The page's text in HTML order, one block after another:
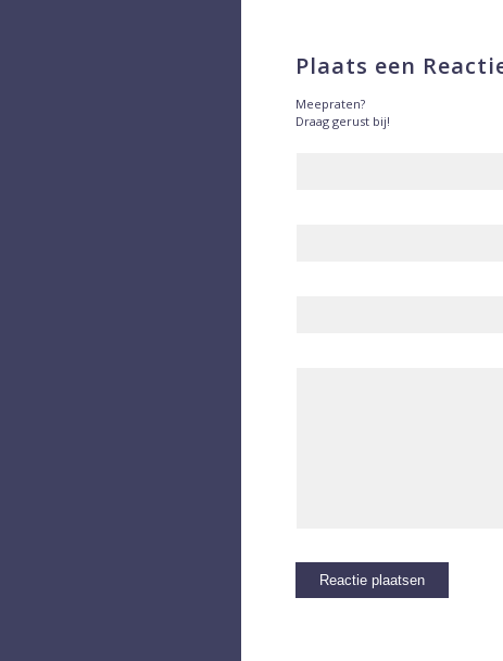
Plaats een
Meepraten?
Draag gerust bij!